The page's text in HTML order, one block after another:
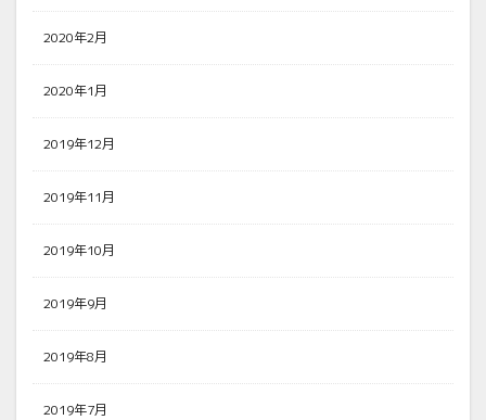
2020年2月
2020年1月
2019年12月
2019年11月
2019年10月
2019年9月
2019年8月
2019年7月